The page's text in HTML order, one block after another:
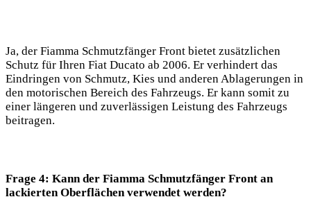
Ja, der Fiamma Schmutzfänger Front bietet zusätzlichen
Schutz für Ihren Fiat Ducato ab 2006. Er verhindert das
Eindringen von Schmutz, Kies und anderen Ablagerungen in
den motorischen Bereich des Fahrzeugs. Er kann somit zu
einer längeren und zuverlässigen Leistung des Fahrzeugs
beitragen.
Frage 4: Kann der Fiamma Schmutzfänger Front an
lackierten Oberflächen verwendet werden?